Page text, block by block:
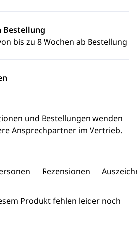
Bestellung
bis zu 8 Wochen ab Bestellung
und Bestellungen wenden
Ansprechpartner im Vertrieb.
Rezensionen
Produkt fehlen leider noch